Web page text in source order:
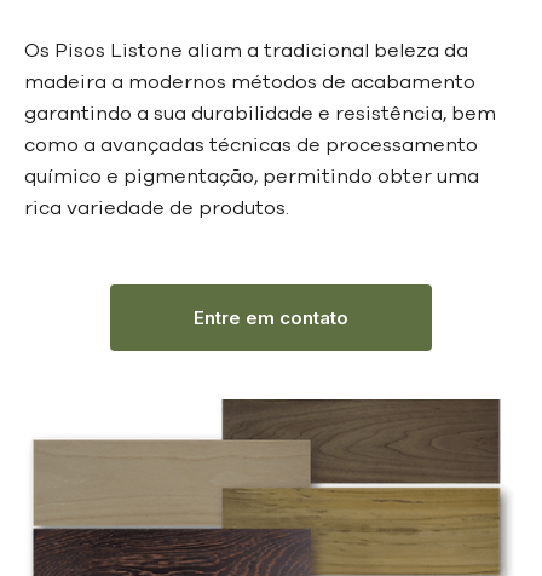
Os Pisos Listone aliam a tradicional beleza da
madeira a modernos métodos de acabamento
garantindo a sua durabilidade e resistência, bem
como a avançadas técnicas de processamento
químico e pigmentação, permitindo obter uma
rica variedade de produtos.
Entre em contato